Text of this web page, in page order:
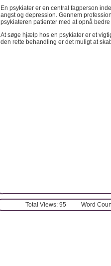
En psykiater er en central fagperson
angst og depression. Gennem
psykiateren patienter med at opnå
At søge hjælp hos en psykiater er et
den rette behandling er det muligt at
Total Views: 95 Word